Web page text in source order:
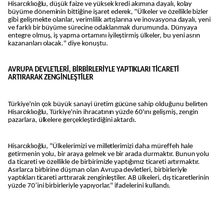
Hisarcıklıoğlu, düşük faize ve yüksek kredi akımına dayalı, kolay
büyüme döneminin bittiğine işaret ederek, "Ülkeler ve özellikle bizler
gibi gelişmekte olanlar, verimlilik artışlarına ve inovasyona dayalı, yeni
ve farklı bir büyüme sürecine odaklanmak durumunda. Dünyaya
entegre olmuş, iş yapma ortamını iyileştirmiş ülkeler, bu yeni asrın
kazananları olacak." diye konuştu.
AVRUPA DEVLETLERİ, BİRBİRLERİYLE YAPTIKLARI TİCARETİ
ARTIRARAK ZENGİNLEŞTİLER
Türkiye'nin çok büyük sanayi üretim gücüne sahip olduğunu belirten
Hisarcıklıoğlu, Türkiye'nin ihracatının yüzde 60'ını gelişmiş, zengin
pazarlara, ülkelere gerçekleştirdiğini aktardı.
Hisarcıklıoğlu, "Ülkelerimizi ve milletlerimizi daha müreffeh hale
getirmenin yolu, bir araya gelmek ve bir arada durmaktır. Bunun yolu
da ticareti ve özellikle de birbirimizle yaptığımız ticareti artırmaktır.
Asırlarca birbirine düşman olan Avrupa devletleri, birbirleriyle
yaptıkları ticareti arttırarak zenginleştiler. AB ülkeleri, dış ticaretlerinin
yüzde 70’ini birbirleriyle yapıyorlar." ifadelerini kullandı.